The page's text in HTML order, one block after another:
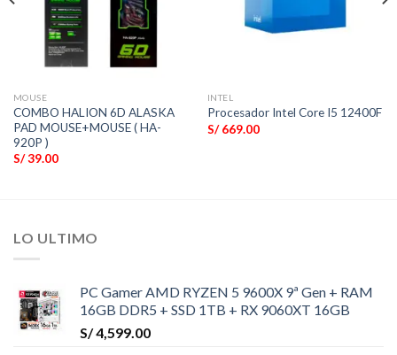
MOUSE
COMBO HALION 6D ALASKA
PAD MOUSE+MOUSE ( HA-
920P )
S/39.00
INTEL
Procesador Intel Core I5 12400F
S/669.00
LO ULTIMO
PC Gamer AMD RYZEN 5 9600X 9ª Gen + RAM
16GB DDR5 + SSD 1TB + RX 9060XT 16GB
S/4,599.00